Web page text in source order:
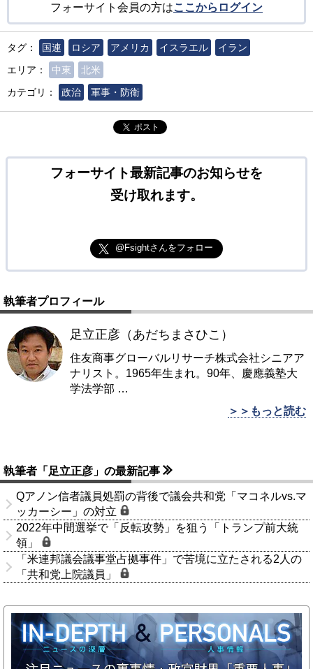
フォーサイト会員の方はここからログイン
タグ： 国連 ロシア アメリカ イスラエル
イラン
エリア：
中東
北米
カテゴリ：
政治 軍事・防衛
ポスト
フォーサイト最新記事のお知らせを
受け取れます。
@Fsightさんをフォロー
執筆者プロフィール
足立正彦（あだちまさひこ）
住友商事グローバルリサーチ株式会社シニアア
ナリスト。1965年生まれ。90年、慶應義塾大
学法学部 …
＞＞もっと読む
執筆者「足立正彦」の最新記事
Qアノン信者議員処罰の背後で議会共和党「マコネルvs.マ
ッカーシー」の対立
2022年中間選挙で「反転攻勢」を狙う「トランプ前大統
領」
「米連邦議会議事堂占拠事件」で苦境に立たされる2人の
「共和党上院議員」